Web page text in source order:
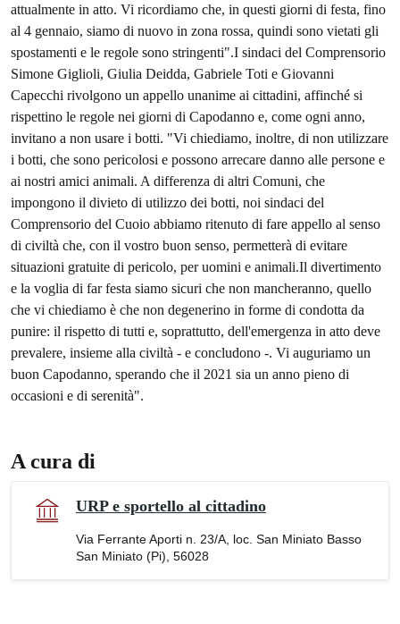
attualmente in atto. Vi ricordiamo che, in questi giorni di festa, fino
al 4 gennaio, siamo di nuovo in zona rossa, quindi sono vietati gli
spostamenti e le regole sono stringenti".I sindaci del Comprensorio
Simone Giglioli, Giulia Deidda, Gabriele Toti e Giovanni
Capecchi rivolgono un appello unanime ai cittadini, affinché si
rispettino le regole nei giorni di Capodanno e, come ogni anno,
invitano a non usare i botti. "Vi chiediamo, inoltre, di non utilizzare
i botti, che sono pericolosi e possono arrecare danno alle persone e
ai nostri amici animali. A differenza di altri Comuni, che
impongono il divieto di utilizzo dei botti, noi sindaci del
Comprensorio del Cuoio abbiamo ritenuto di fare appello al senso
di civiltà che, con il vostro buon senso, permetterà di evitare
situazioni gratuite di pericolo, per uomini e animali.Il divertimento
e la voglia di far festa siamo sicuri che non mancheranno, quello
che vi chiediamo è che non degenerino in forme di condotta da
punire: il rispetto di tutti e, soprattutto, dell'emergenza in atto deve
prevalere, insieme alla civiltà - e concludono -. Vi auguriamo un
buon Capodanno, sperando che il 2021 sia un anno pieno di
occasioni e di serenità".
A cura di
URP e sportello al cittadino
Via Ferrante Aporti n. 23/A, loc. San Miniato Basso
San Miniato (Pi), 56028